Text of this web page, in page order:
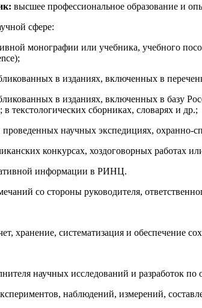
высшее профессиональное образование и
сфере:
монографии или учебника, учебного
в изданиях, включенных в
в изданиях, включенных в базу
текстологических сборниках, словарях и др.;
научных экспедициях, охранно-
конкурсах, хоздоговорных работах
информации в РИНЦ.
со стороны руководителя,
хранение, систематизация и обеспечение
научных исследований и разработок по
наблюдений, измерений,